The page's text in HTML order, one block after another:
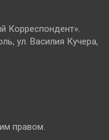
Корреспондент».
ул. Василия Кучера,
правом.